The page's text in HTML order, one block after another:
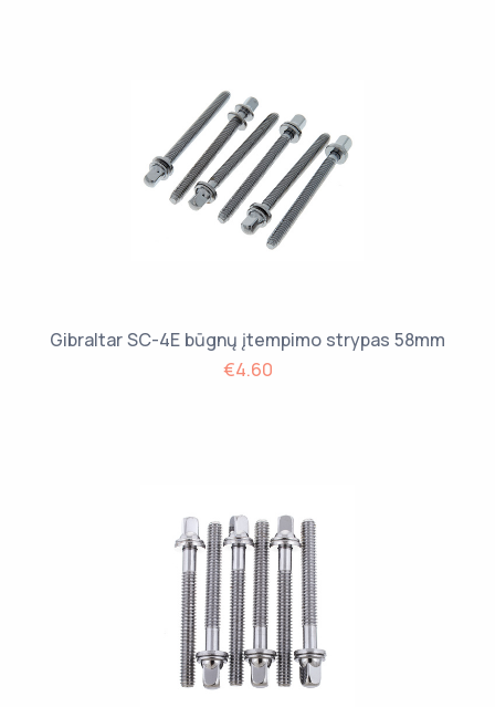
Gibraltar SC-4E būgnų įtempimo strypas 58mm
€4.60